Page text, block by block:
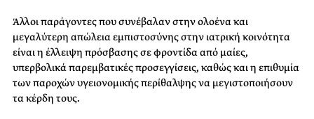
Άλλοι παράγοντες που συνέβαλαν στην ολοένα και
μεγαλύτερη απώλεια εμπιστοσύνης στην ιατρική κοινότητα
είναι η έλλειψη πρόσβασης σε φροντίδα από μαίες,
υπερβολικά παρεμβατικές προσεγγίσεις, καθώς και η επιθυμία
των παροχών υγειονομικής περίθαλψης να μεγιστοποιήσουν
τα κέρδη τους.